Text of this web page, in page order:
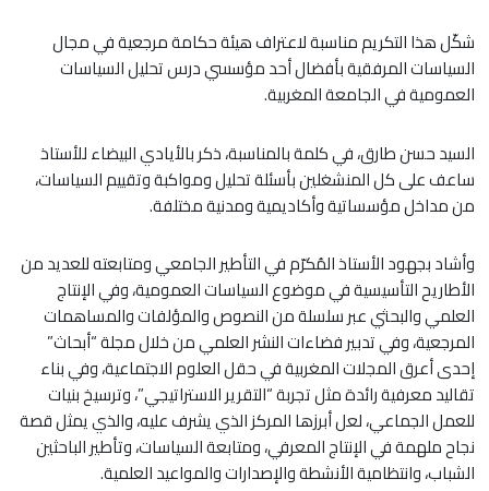
شكّل هذا التكريم مناسبة لاعتراف هيئة حكامة مرجعية في مجال
السياسات المرفقية بأفضال أحد مؤسسي درس تحليل السياسات
العمومية في الجامعة المغربية.
السيد حسن طارق، في كلمة بالمناسبة، ذكر بالأيادي البيضاء للأستاذ
ساعف على كل المنشغلين بأسئلة تحليل ومواكبة وتقييم السياسات،
من مداخل مؤسساتية وأكاديمية ومدنية مختلفة.
وأشاد بجهود الأستاذ المُكرّم في التأطير الجامعي ومتابعته للعديد من
الأطاريح التأسيسية في موضوع السياسات العمومية، وفي الإنتاج
العلمي والبحثي عبر سلسلة من النصوص والمؤلفات والمساهمات
المرجعية، وفي تدبير فضاءات النشر العلمي من خلال مجلة “أبحاث”
إحدى أعرق المجلات المغربية في حقل العلوم الاجتماعية، وفي بناء
تقاليد معرفية رائدة مثل تجربة “التقرير الاستراتيجي”، وترسيخ بنيات
للعمل الجماعي، لعل أبرزها المركز الذي يشرف عليه، والذي يمثل قصة
نجاح ملهمة في الإنتاج المعرفي، ومتابعة السياسات، وتأطير الباحثين
الشباب، وانتظامية الأنشطة والإصدارات والمواعيد العلمية.